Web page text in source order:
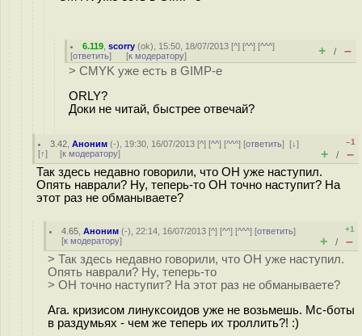
6.119 ,scorry (ok), 15:50, 18/07/2013 [^] [^^] [^^^]
[ответить] [к модератору] + / –
> CMYK уже есть в GIMP-e
ORLY?
Доки не читай, быстрее отвечай?
3.42 ,Аноним (-), 19:30, 16/07/2013 [^] [^^] [^^^] [ответить][↓]
[↑] [к модератору]
–1
+ / –
Так здесь недавно говорили, что ОН уже наступил.
Опять наврали? Ну, теперь-то ОН точно наступит? На
этот раз не обманываете?
4.65 ,Аноним (-), 22:14, 16/07/2013 [^] [^^] [^^^] [ответить]
[к модератору]
+1
+ / –
> Так здесь недавно говорили, что ОН уже наступил.
Опять наврали? Ну, теперь-то
> ОН точно наступит? На этот раз не обманываете?
Ага. кризисом линуксоидов уже не возьмешь. Мс-боты
в раздумьях - чем же теперь их троллить?! :)